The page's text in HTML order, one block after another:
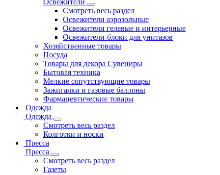
Освежители
Смотреть весь раздел
Освежители аэрозольные
Освежители гелевые и интерьерные
Освежители-блоки для унитазов
Хозяйственные товары
Посуда
Товары для декора Сувениры
Бытовая техника
Мелкие сопутствующие товары
Зажигалки и газовые баллоны
Фармацевтические товары
Одежда
Одежда
Смотреть весь раздел
Колготки и носки
Пресса
Пресса
Смотреть весь раздел
Газеты